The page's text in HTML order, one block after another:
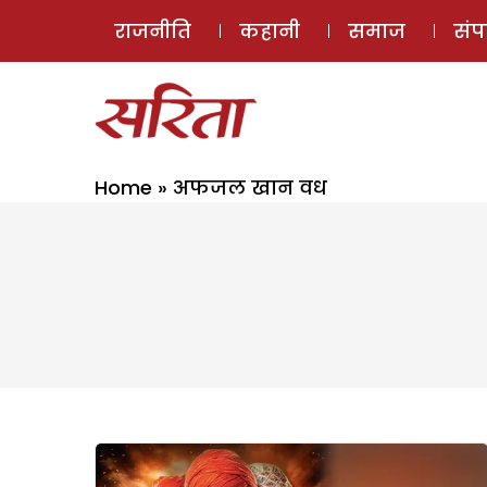
राजनीति कहानी समाज
Home » अफजल खान वध